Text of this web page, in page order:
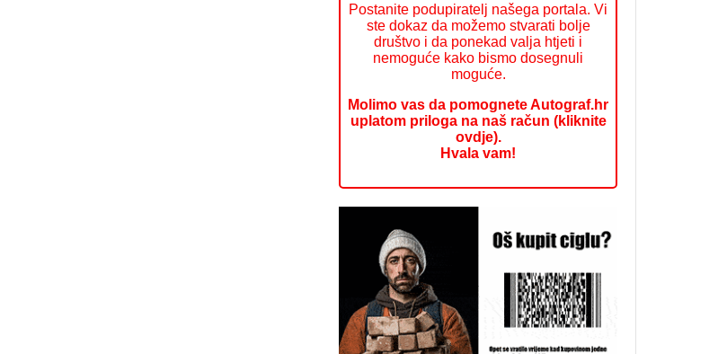
Postanite podupiratelj našega portala. Vi
ste dokaz da možemo stvarati bolje
društvo i da ponekad valja htjeti i
nemoguće kako bismo dosegnuli
moguće.
Molimo vas da pomognete Autograf.hr
uplatom priloga na naš račun (kliknite
ovdje).
Hvala vam!